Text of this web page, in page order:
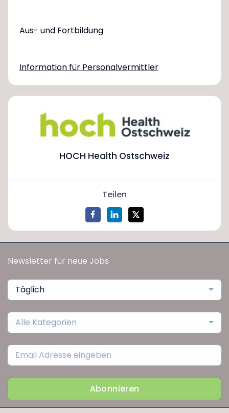
Aus- und Fortbildung
Information für Personalvermittler
HOCH Health Ostschweiz
Teilen
Newsletter für neue Jobs
Täglich
Alle Kategorien
Abonnieren